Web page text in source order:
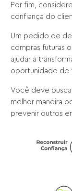
Por fim,
confiança do
Um pedido de
compras futuras
ajudar a
oportunidade de
Você deve
melhor maneira
prevenir outros